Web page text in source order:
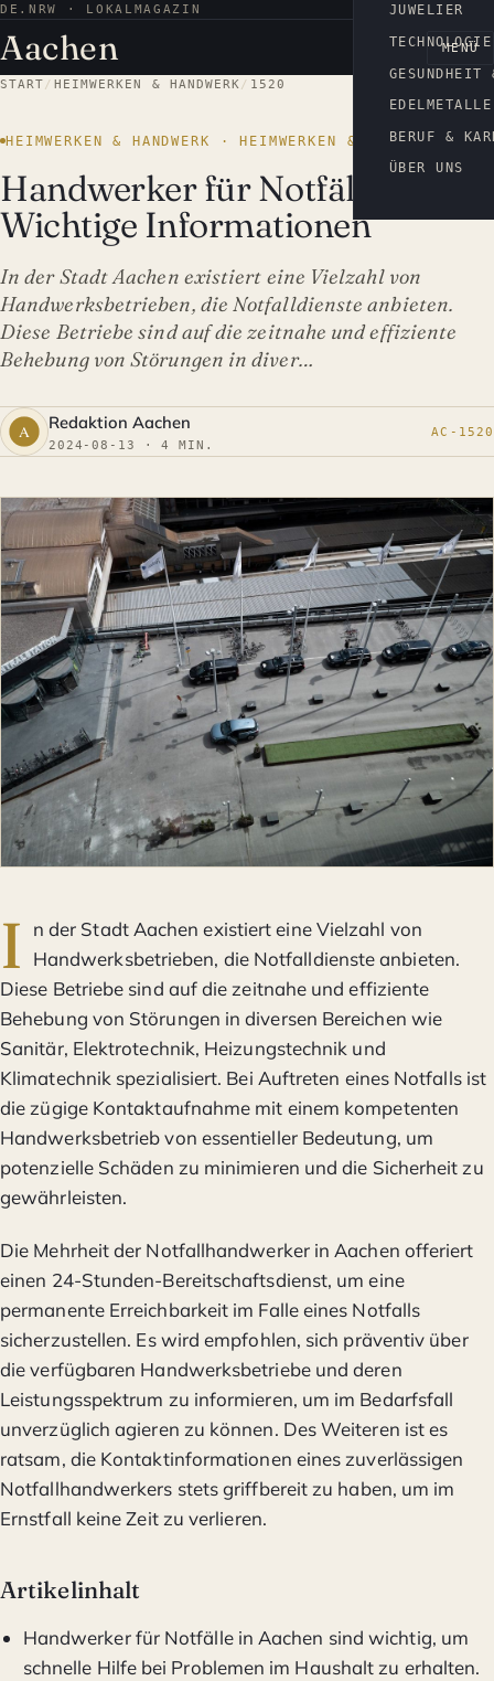
DE.NRW · LOKALMAGAZIN AACHEN
Aachen MENÜ
JUWELIER
EDELMETALLE
BERUF &
ÜBER UNS
START/ HEIMWERKEN & HANDWERK/ 1520
HEIMWERKEN & HANDWERK · HEIMWERKEN & HANDWERK
Handwerker für Notfälle:
Wichtige Informationen
In der Stadt Aachen existiert eine Vielzahl von
Handwerksbetrieben, die Notfalldienste anbieten.
Diese Betriebe sind auf die zeitnahe und effiziente
Behebung von Störungen in diver…
Redaktion Aachen
2024-08-13 · 4 MIN.
AC-1520
I
n der Stadt Aachen existiert eine Vielzahl von
Handwerksbetrieben, die Notfalldienste anbieten.
Diese Betriebe sind auf die zeitnahe und effiziente
Behebung von Störungen in diversen Bereichen wie
Sanitär, Elektrotechnik, Heizungstechnik und
Klimatechnik spezialisiert. Bei Auftreten eines Notfalls ist
die zügige Kontaktaufnahme mit einem kompetenten
Handwerksbetrieb von essentieller Bedeutung, um
potenzielle Schäden zu minimieren und die Sicherheit zu
gewährleisten.
Die Mehrheit der Notfallhandwerker in Aachen offeriert
einen 24-Stunden-Bereitschaftsdienst, um eine
permanente Erreichbarkeit im Falle eines Notfalls
sicherzustellen. Es wird empfohlen, sich präventiv über
die verfügbaren Handwerksbetriebe und deren
Leistungsspektrum zu informieren, um im Bedarfsfall
unverzüglich agieren zu können. Des Weiteren ist es
ratsam, die Kontaktinformationen eines zuverlässigen
Notfallhandwerkers stets griffbereit zu haben, um im
Ernstfall keine Zeit zu verlieren.
Artikelinhalt
Handwerker für Notfälle in Aachen sind wichtig, um
schnelle Hilfe bei Problemen im Haushalt zu erhalten.